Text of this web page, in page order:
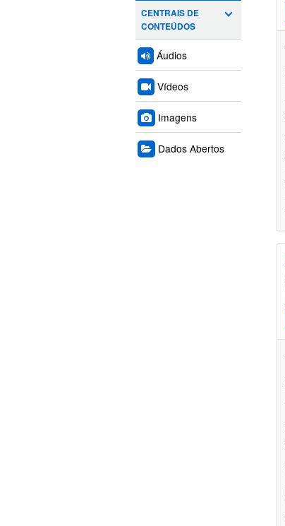
CENTRAIS DE
CONTEÚDOS
Áudios
Vídeos
Imagens
Dados Abertos